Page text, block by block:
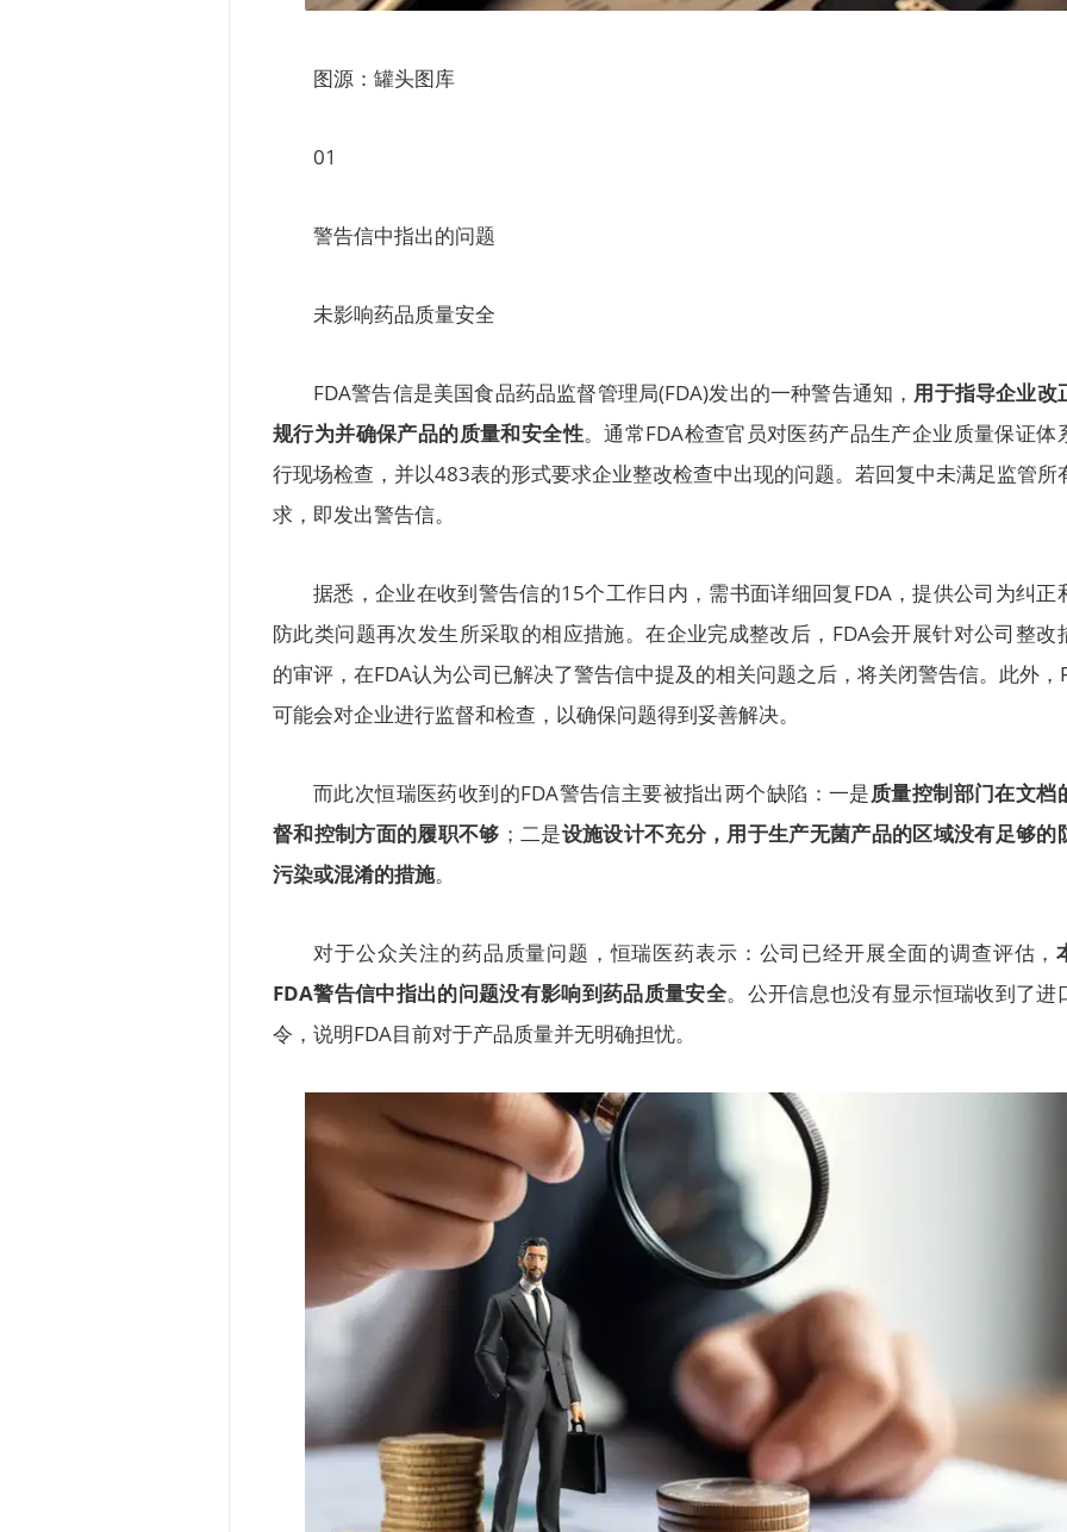
图源：罐头图库
01
警告信中指出的问题
未影响药品质量安全
FDA警告信是美国食品药品监督管理局(FDA)发出的一种警告通知， 用于指导企业改
规行为并确保产品的质量和安全性。通常FDA检查官员对医药产品生产企业质量保证体
行现场检查，并以483表的形式要求企业整改检查中出现的问题。若回复中未满足监管所
求，即发出警告信。
据悉，企业在收到警告信的15个工作日内，需书面详细回复FDA，提供公司为纠正
防此类问题再次发生所采取的相应措施。在企业完成整改后，FDA会开展针对公司整改
的审评，在FDA认为公司已解决了警告信中提及的相关问题之后，将关闭警告信。此外，
可能会对企业进行监督和检查，以确保问题得到妥善解决。
而此次恒瑞医药收到的FDA警告信主要被指出两个缺陷：一是质量控制部门在文档
督和控制方面的履职不够 ；二是设施设计不充分，用于生产无菌产品的区域没有足够的
污染或混淆的措施。
对于公众关注的药品质量问题，恒瑞医药表示：公司已经开展全面的调查评估，
FDA警告信中指出的问题没有影响到药品质量安全。公开信息也没有显示恒瑞收到了进
令，说明FDA目前对于产品质量并无明确担忧。